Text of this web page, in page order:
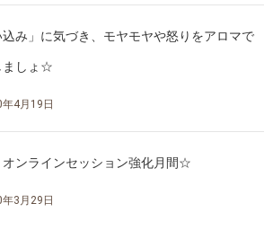
込み」に気づき、モヤモヤや怒りをアロマで
ましょ☆
4月19日
オンラインセッション強化月間☆
3月29日